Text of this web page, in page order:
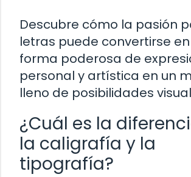
Descubre cómo la pasión
letras puede convertirse
forma poderosa de
personal y artística en un
lleno de posibilidades
¿Cuál es la
la caligrafía y la
tipografía?